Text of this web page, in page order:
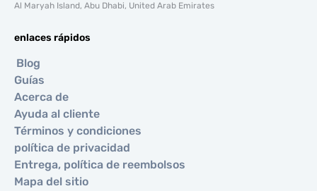
Al Maryah Island, Abu Dhabi, United Arab Emirates
enlaces rápidos
Blog
Guías
Acerca de
Ayuda al cliente
Términos y condiciones
política de privacidad
Entrega, política de reembolsos
Mapa del sitio